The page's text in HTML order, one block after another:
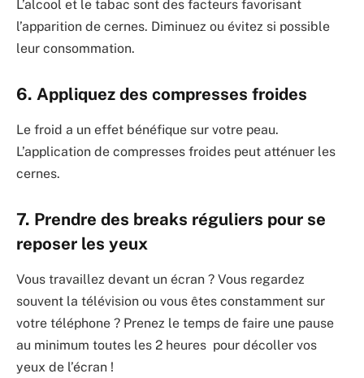
L’alcool et le tabac sont des facteurs favorisant
l’apparition de cernes. Diminuez ou évitez si possible
leur consommation.
6. Appliquez des compresses froides
Le froid a un effet bénéfique sur votre peau.
L’application de compresses froides peut atténuer les
cernes.
7. Prendre des breaks réguliers pour se
reposer les yeux
Vous travaillez devant un écran ? Vous regardez
souvent la télévision ou vous êtes constamment sur
votre téléphone ? Prenez le temps de faire une pause
au minimum toutes les 2 heures pour décoller vos
yeux de l’écran !